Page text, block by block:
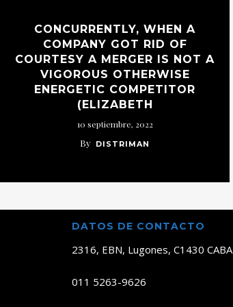
CONCURRENTLY, WHEN A
COMPANY GOT RID OF
COURTESY A MERGER IS NOT A
VIGOROUS OTHERWISE
ENERGETIC COMPETITOR
(ELIZABETH
10 septiembre, 2022
By DISTRIMAN
DATOS DE CONTACTO
2316, EBN, Lugones, C1430 CABA
011 5263-9626